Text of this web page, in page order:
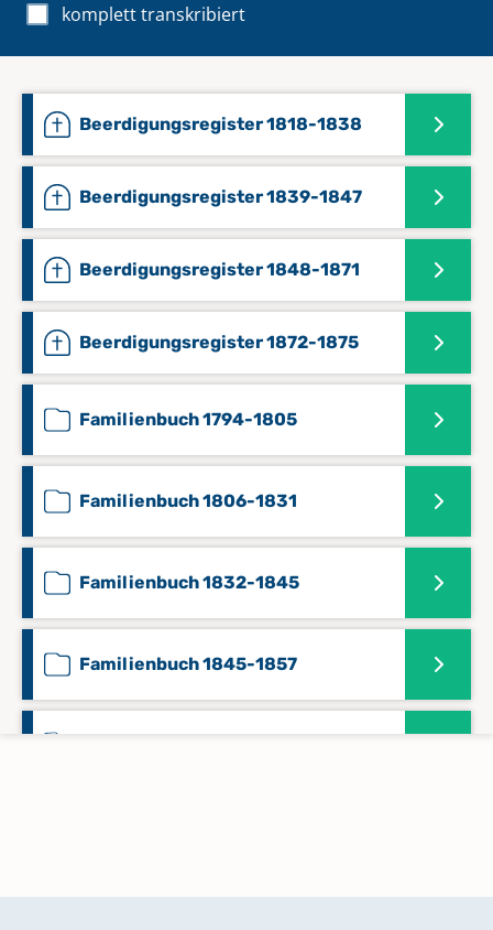
komplett transkribiert
Beerdigungsregister 1818-1838
Beerdigungsregister 1839-1847
Beerdigungsregister 1848-1871
Beerdigungsregister 1872-1875
Familienbuch 1794-1805
Familienbuch 1806-1831
Familienbuch 1832-1845
Familienbuch 1845-1857
Konfirmandenregister 1817-1875
1669-1699